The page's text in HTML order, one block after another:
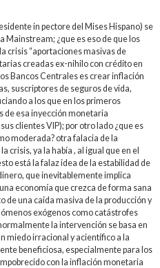
in pectore del Mises Hispano) se
¿que es eso de que los
crisis “aportaciones masivas de
creadas ex-nihilo con crédito en
Bancos Centrales es crear inflación
suscriptores de seguros de vida,
a los que en los primeros
de esa inyección monetaria
clientes VIP); por otro lado ¿que es
moderada? otra falacia de la
crisis, ya la había , al igual que en el
está la falaz idea de la estabilidad de
que inevitablemente implica
economía que crezca de forma sana
de una caida masiva de la producción y
exógenos como catástrofes
la intervención se basa en
miedo irracional y acientífico a la
beneficiosa, especialmente para los
con la inflación monetaria